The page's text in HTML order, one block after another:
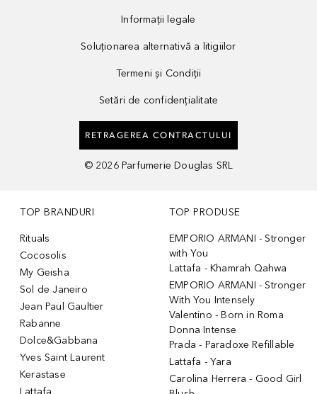
Informații legale
Soluționarea alternativă a litigiilor
Termeni și Condiții
Setări de confidențialitate
RETRAGEREA CONTRACTULUI
© 2026 Parfumerie Douglas SRL
TOP BRANDURI
Rituals
Cocosolis
My Geisha
Sol de Janeiro
Jean Paul Gaultier
Rabanne
Dolce&Gabbana
Yves Saint Laurent
Kerastase
Lattafa
TOP PRODUSE
EMPORIO ARMANI - Stronger
with You
Lattafa - Khamrah Qahwa
EMPORIO ARMANI - Stronger
With You Intensely
Valentino - Born in Roma
Donna Intense
Prada - Paradoxe Refillable
Lattafa - Yara
Carolina Herrera - Good Girl